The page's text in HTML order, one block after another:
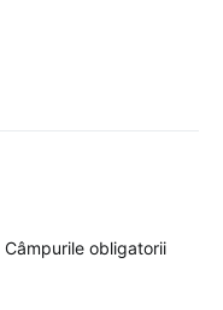
Câmpurile obligatorii